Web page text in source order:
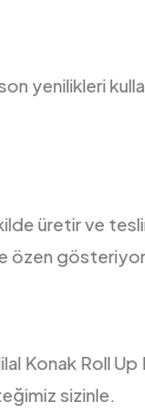
üretir ve
özen
Konak Roll Up
sizinle.